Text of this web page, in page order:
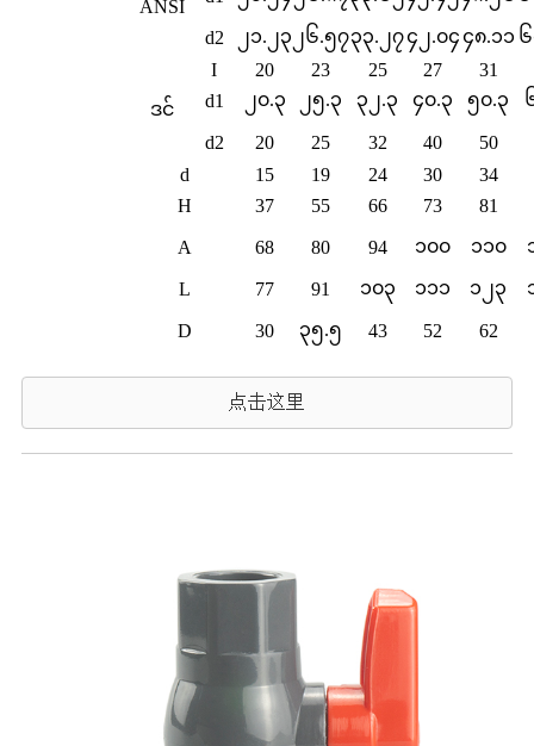
ANSI
d2 ၂၁.၂၃ ၂၆.၅၇၃၃.၂၇၄၂.၀၄၄၈.၁၁
ဒင်
I 20 23 25 27
31
d1
၂၀.၃ ၂၅.၃ ၃၂.၃ ၄၀.၃ ၅၀.၃
d2 20 25 32 40
50
d
15 19 24 30
34
H
37 55 66 73 81
A 68 80 94 ၁၀၀ ၁၁၀
L 77 91 ၁၀၃ ၁၁၁ ၁၂၃
D 30 ၃၅.၅ 43 52 62
点击这里